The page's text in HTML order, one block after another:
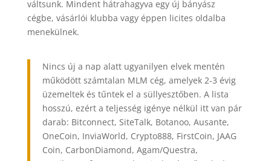
váltsunk. Mindent hátrahagyva egy új bányász
cégbe, vásárlói klubba vagy éppen licites oldalba
menekülnek.
Nincs új a nap alatt ugyanilyen elvek mentén
működött számtalan MLM cég, amelyek 2-3 évig
üzemeltek és tűntek el a süllyesztőben. A lista
hosszú, ezért a teljesség igénye nélkül itt van pár
darab: Bitconnect, SiteTalk, Botanoo, Ausante,
OneCoin, InviaWorld, Crypto888, FirstCoin, JAAG
Coin, CarbonDiamond, Agam/Questra,